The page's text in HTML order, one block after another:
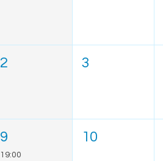
2 3
9
19:00
10